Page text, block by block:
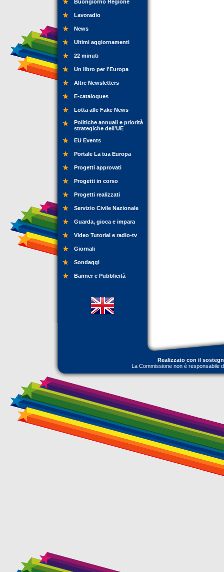
Buongiorno Regione
Lavoradio
News
Ultimi aggiornamenti
22 minuti
Un libro per l'Europa
Altre Newsletters
E-catalogues
Lotta alle Fake News
Politiche annuali e priorità
strategiche dell’UE
EU Events
Portale La tua Europa
Progetti approvati
Progetti in corso
Progetti realizzati
Servizio Civile Nazionale
Guarda, gioca e impara
Video Tutorial e radio-tv
Giornali
Sondaggi
Banner e Pubblicità
Realizzato con il
La Commissione non è responsabile